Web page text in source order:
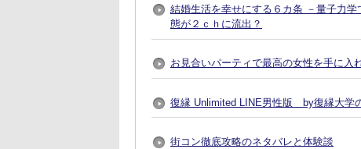
結婚生活を幸せにする６カ条 －量子力
態が２ｃｈに流出？
お見合いパーティで最高の女性を手に入
復縁 Unlimited LINE男性版 by復縁大学
街コン徹底攻略のネタバレと体験談